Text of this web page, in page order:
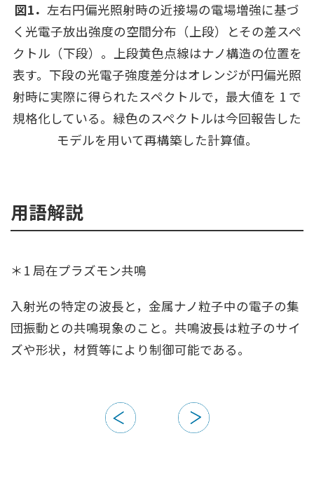
図1． 左右円偏光照射時の近接場の電場増強に基づ
く光電子放出強度の空間分布（上段）とその差スペ
クトル（下段）。上段黄色点線はナノ構造の位置を
表す。下段の光電子強度差分はオレンジが円偏光照
射時に実際に得られたスペクトルで，最大値を 1 で
規格化している。緑色のスペクトルは今回報告した
モデルを用いて再構築した計算値。
用語解説
＊1 局在プラズモン共鳴
入射光の特定の波長と，金属ナノ粒子中の電子の集
団振動との共鳴現象のこと。共鳴波長は粒子のサイ
ズや形状，材質等により制御可能である。